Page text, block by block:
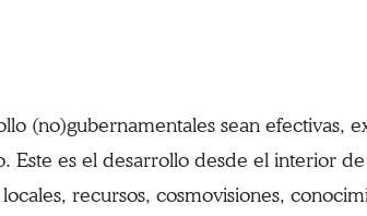
(no)gubernamentales sean efectivas,
Este es el desarrollo desde el interior
recursos, cosmovisiones,